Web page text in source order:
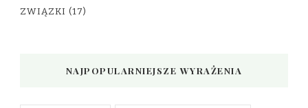
ZWIĄZKI (17)
NAJPOPULARNIEJSZE WYRAŻENIA